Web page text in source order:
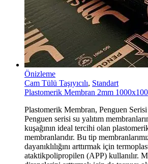
Önizleme
Cam Tülü Taşıyıcılı, Standart
Plastomerik Membran 2mm
Plastomerik Membran, Penguen
Penguen serisi su yalıtım
kuşağının ideal tercihi olan
membranlarıdır. Bu tip
dayanıklılığını arttırmak için
ataktikpolipropilen (APP) kullanılır.